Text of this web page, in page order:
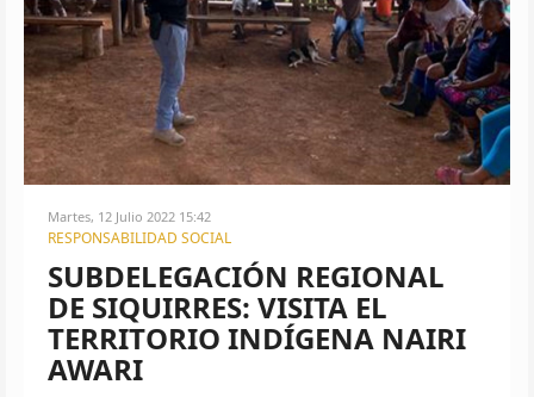
Martes, 12 Julio 2022 15:42
RESPONSABILIDAD SOCIAL
SUBDELEGACIÓN REGIONAL
DE SIQUIRRES: VISITA EL
TERRITORIO INDÍGENA NAIRI
AWARI